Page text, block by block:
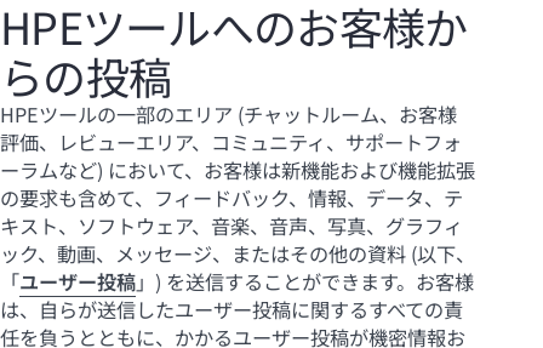
HPEツールへのお客様か
らの投稿
HPEツールの一部のエリア (チャットルーム、お客様
評価、レビューエリア、コミュニティ、サポートフォ
ーラムなど) において、お客様は新機能および機能拡張
の要求も含めて、フィードバック、情報、データ、テ
キスト、ソフトウェア、音楽、音声、写真、グラフィ
ック、動画、メッセージ、またはその他の資料 (以下、
「ユーザー投稿」) を送信することができます。お客様
は、自らが送信したユーザー投稿に関するすべての責
任を負うとともに、かかるユーザー投稿が機密情報お